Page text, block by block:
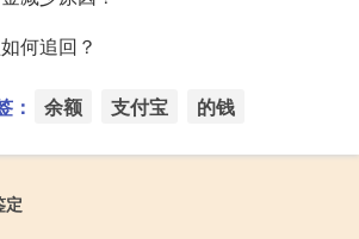
何追回？
： 余额 支付宝 的钱
定